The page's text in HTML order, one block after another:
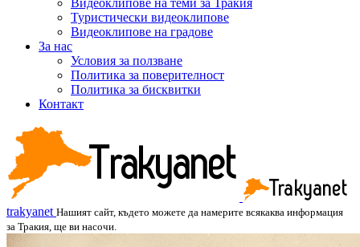
Туристически видеоклипове
Видеоклипове на градове
За нас
Условия за ползване
Политика за поверителност
Политика за бисквитки
Контакт
trakyanet Нашият сайт, където можете да намерите всякаква информация
за Тракия, ще ви насочи.